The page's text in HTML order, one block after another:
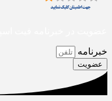
خبرنامه
عضویت